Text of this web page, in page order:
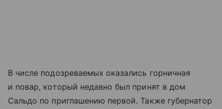
В числе подозреваемых оказались горничная
и повар, который недавно был принят в дом
Сальдо по приглашению первой. Также губернатор